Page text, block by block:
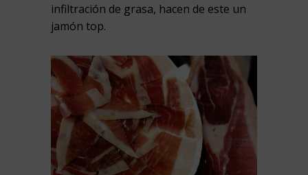
infiltración de grasa, hacen de este un
jamón top.